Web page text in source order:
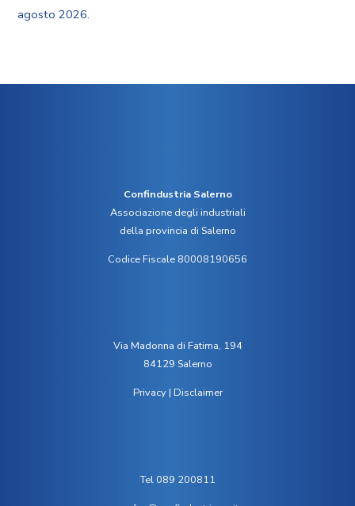
agosto 2026.
Confindustria Salerno
Associazione degli industriali
della provincia di Salerno
Codice Fiscale 80008190656
Via Madonna di Fatima, 194
84129 Salerno
Privacy| Disclaimer
Tel 089 200811